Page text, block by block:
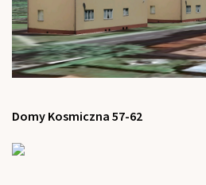
Domy Kosmiczna 57-62